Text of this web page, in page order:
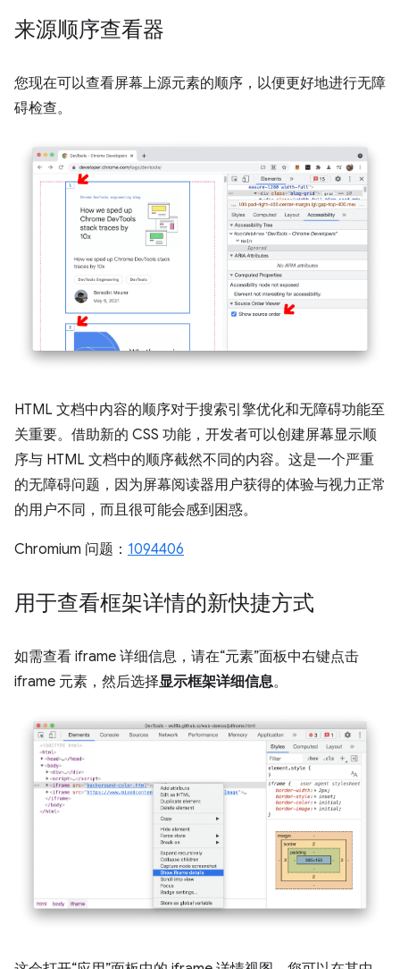
来源顺序查看器
您现在可以查看屏幕上源元素的顺序，以便更好地进行无障
碍检查。
HTML 文档中内容的顺序对于搜索引擎优化和无障碍功能至
关重要。借助新的 CSS 功能，开发者可以创建屏幕显示顺
序与 HTML 文档中的顺序截然不同的内容。这是一个严重
的无障碍问题，因为屏幕阅读器用户获得的体验与视力正常
的用户不同，而且很可能会感到困惑。
Chromium 问题： 1094406
用于查看框架详情的新快捷方式
如需查看 iframe 详细信息，请在“元素”面板中右键点击
iframe 元素，然后选择显示框架详细信息。